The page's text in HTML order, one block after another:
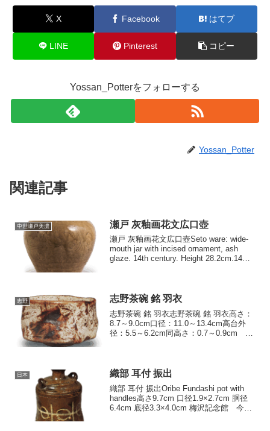
X Facebook はてブ
LINE Pinterest コピー
Yossan_Potterをフォローする
Yossan_Potter
関連記事
中世瀬戸美濃 瀬戸 灰釉画花文広口壺
瀬戸 灰釉画花文広口壺Seto ware: wide-
mouth jar with incised ornament, ash
glaze. 14th century. Height 28.2cm.14世
志野 志野茶碗 銘 羽衣
志野茶碗 銘 羽衣志野茶碗 銘 羽衣高さ：
8.7～9.0cm口径：11.0～13.4cm高台外
径：5.5～6.2cm同高さ：0.7～0.9cm 一
日本 織部 耳付 振出
織部 耳付 振出Oribe Fundashi pot with
handles高さ9.7cm 口径1.9×2.7cm 胴径
6.4cm 底径3.3×4.0cm 梅沢記念館 今日